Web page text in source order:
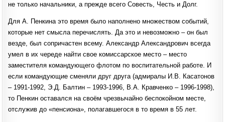
не только начальники, а прежде всего Совесть, Честь и Долг.
Для А. Пенкина это время было наполнено множеством событий,
которые нет смысла перечислять. Да это и невозможно – он был
везде, был сопричастен всему. Александр Александрович всегда
умел в их череде найти свое комиссарское место – место
заместителя командующего флотом по воспитательной работе. И
если командующие сменяли друг друга (адмиралы И.В. Касатонов
– 1991-1992, Э.Д. Балтин – 1993-1996, В.А. Кравченко – 1996-1998),
то Пенкин оставался на своём чрезвычайно беспокойном месте,
отслужив до «пенсиона», полагавшегося в то время в 55 лет.